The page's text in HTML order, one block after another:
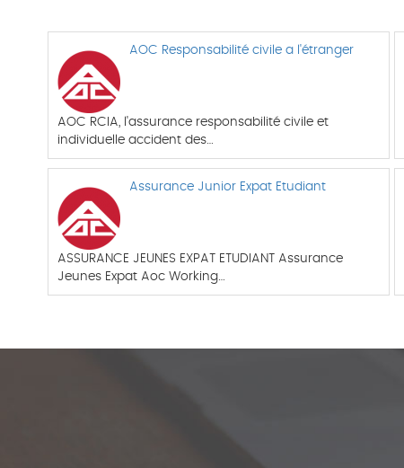
AOC Responsabilité civile a l'étranger
AOC RCIA, l'assurance responsabilité civile et
individuelle accident des…
Assurance Junior Expat Etudiant
ASSURANCE JEUNES EXPAT ETUDIANT Assurance
Jeunes Expat Aoc Working…